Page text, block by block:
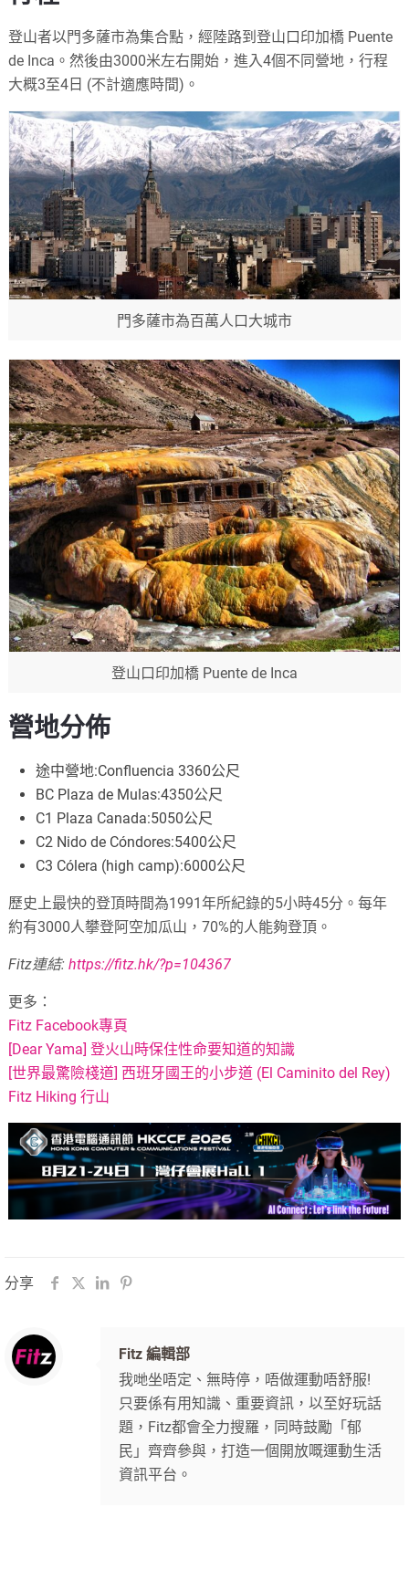
登山者以門多薩市為集合點，經陸路到登山口印加橋 Puente
de Inca。然後由3000米左右開始，進入4個不同營地，行程
大概3至4日 (不計適應時間)。
門多薩市為百萬人口大城市
登山口印加橋 Puente de Inca
營地分佈
途中營地:Confluencia 3360公尺
BC Plaza de Mulas:4350公尺
C1 Plaza Canada:5050公尺
C2 Nido de Cóndores:5400公尺
C3 Cólera (high camp):6000公尺
歷史上最快的登頂時間為1991年所紀錄的5小時45分。每年
約有3000人攀登阿空加瓜山，70%的人能夠登頂。
Fitz連結:https://fitz.hk/?p=104367
更多：
Fitz Facebook專頁
[Dear Yama] 登火山時保住性命要知道的知識
[世界最驚險棧道] 西班牙國王的小步道 (El Caminito del Rey)
Fitz Hiking 行山
分享
Fitz 編輯部
我哋坐唔定、無時停，唔做運動唔舒服!
只要係有用知識、重要資訊，以至好玩話
題，Fitz都會全力搜羅，同時鼓勵「郁
民」齊齊參與，打造一個開放嘅運動生活
資訊平台。